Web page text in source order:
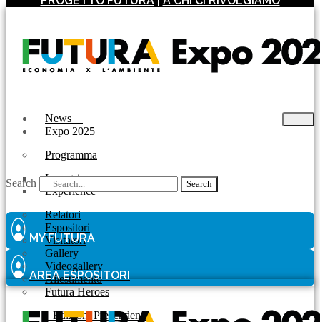
News
Expo 2025
Programma
Incontri
Experience
Relatori
Espositori
Visitatori
Gallery
Videogallery
Allestimento
Futura Heroes
| Edizioni Precendenti
Search Search
MY FUTURA
AREA ESPOSITORI